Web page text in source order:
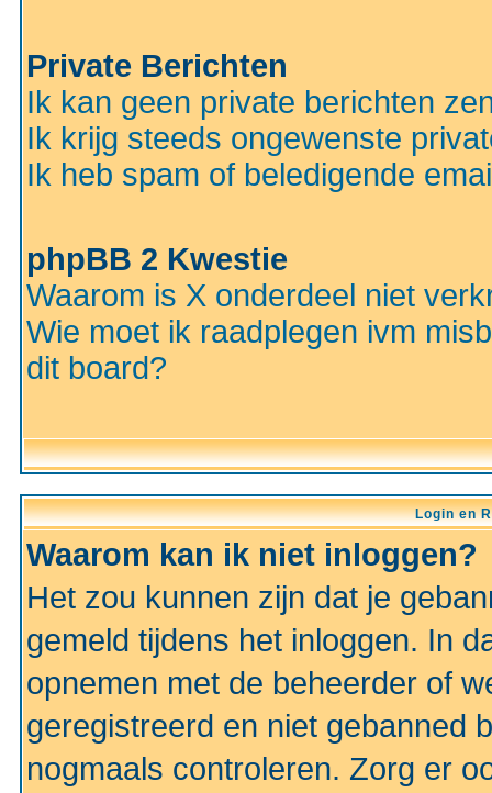
Private Berichten
Ik kan geen private berichten
Ik krijg steeds ongewenste
Ik heb spam of beledigende
phpBB 2 Kwestie
Waarom is X onderdeel niet
Wie moet ik raadplegen ivm
dit board?
Login en
Waarom kan ik niet inloggen?
Het zou kunnen zijn dat je
gemeld tijdens het inloggen. In
opnemen met de beheerder of
geregistreerd en niet gebanned
nogmaals controleren. Zorg er